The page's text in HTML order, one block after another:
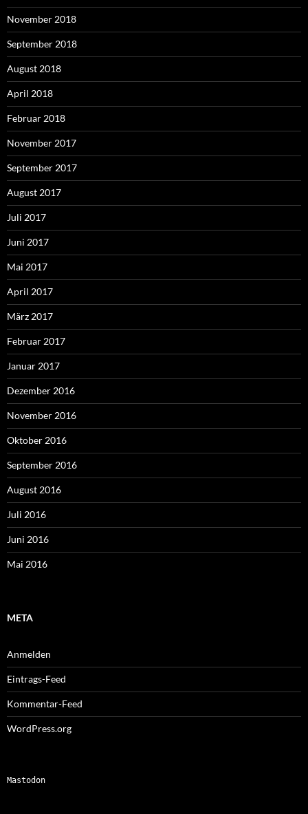
November 2018
September 2018
August 2018
April 2018
Februar 2018
November 2017
September 2017
August 2017
Juli 2017
Juni 2017
Mai 2017
April 2017
März 2017
Februar 2017
Januar 2017
Dezember 2016
November 2016
Oktober 2016
September 2016
August 2016
Juli 2016
Juni 2016
Mai 2016
META
Anmelden
Eintrags-Feed
Kommentar-Feed
WordPress.org
Mastodon